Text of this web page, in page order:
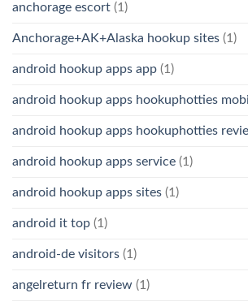
anchorage escort (1)
Anchorage+AK+Alaska hookup sites (1)
android hookup apps app (1)
android hookup apps hookuphotties
android hookup apps hookuphotties
android hookup apps service (1)
android hookup apps sites (1)
android it top (1)
android-de visitors (1)
angelreturn fr review (1)